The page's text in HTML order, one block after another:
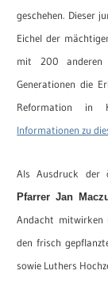
geschehen. Dieser
Eichel der
mit 200 anderen
Generationen die
Reformation in
Informationen zu
Als Ausdruck der
Pfarrer Jan
Andacht mitwirken
den frisch
sowie Luthers